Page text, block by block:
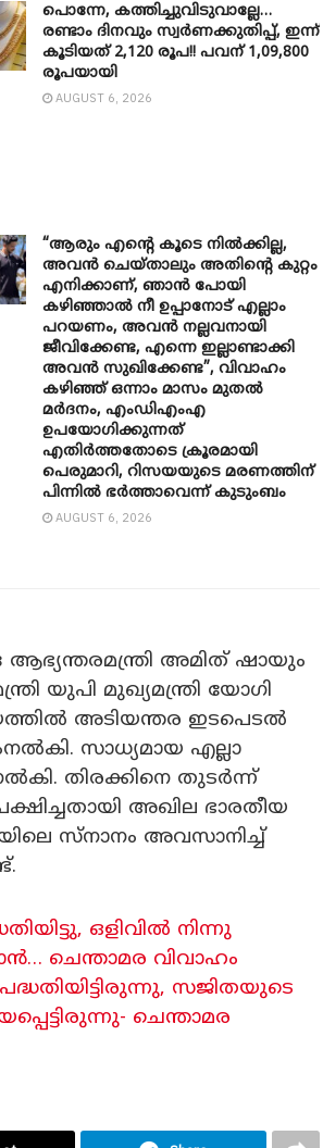
പൊന്നേ, കത്തിച്ചുവിടുവാല്ലേ…
രണ്ടാം ദിനവും സ്വർണക്കുതിപ്പ്, ഇന്ന്
കൂടിയത് 2,120 രൂപ!! പവന് 1,09,800
രൂപയായി
AUGUST 6, 2026
“ആരും എന്റെ കൂടെ നില്‍ക്കില്ല,
അവൻ ചെയ്താലും അതിന്റെ കുറ്റം
എനിക്കാണ്, ഞാന്‍ പോയി
കഴിഞ്ഞാല്‍ നീ ഉപ്പാനോട് എല്ലാം
പറയണം, അവന്‍ നല്ലവനായി
ജീവിക്കേണ്ട, എന്നെ ഇല്ലാണ്ടാക്കി
അവന്‍ സുഖിക്കേണ്ട”, വിവാഹം
കഴിഞ്ഞ് ഒന്നാം മാസം മുതല്‍
മര്‍ദനം, എംഡിഎംഎ
ഉപയോഗിക്കുന്നത്
എതിര്‍ത്തതോടെ ക്രൂരമായി
പെരുമാറി, റിസയയുടെ മരണത്തിന്
പിന്നില്‍ ഭര്‍ത്താവെന്ന് കുടുംബം
AUGUST 6, 2026
ആഭ്യന്തരമന്ത്രി അമിത് ഷായും
യുപി മുഖ്യമന്ത്രി യോഗി
അടിയന്തര ഇടപെടൽ
സാധ്യമായ എല്ലാ
തിരക്കിനെ തുടർന്ന്
അഖില ഭാരതീയ
സ്നാനം അവസാനിച്ച്
ഒളിവിൽ നിന്നു
ചെന്താമര വിവാഹം
സജിതയുടെ
ചെന്താമര